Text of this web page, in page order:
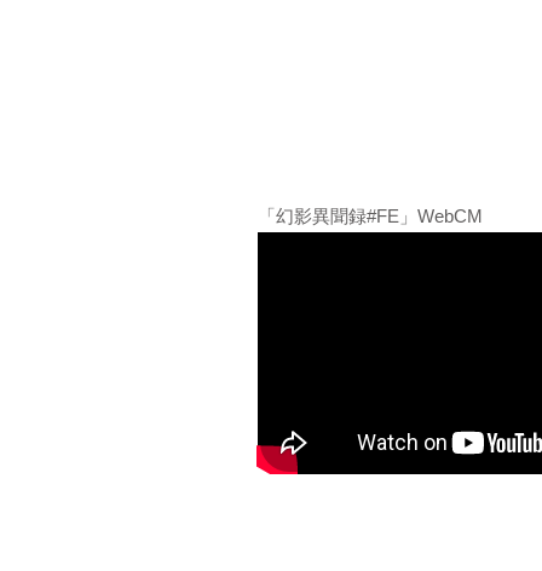
「幻影異聞録#FE」WebCM